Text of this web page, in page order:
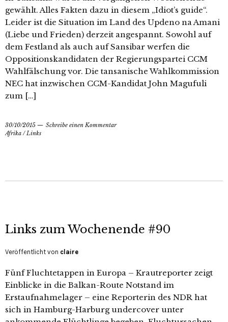
gewählt. Alles Fakten dazu in diesem „Idiot’s guide“.
Leider ist die Situation im Land des Updeno na Amani
(Liebe und Frieden) derzeit angespannt. Sowohl auf
dem Festland als auch auf Sansibar werfen die
Oppositionskandidaten der Regierungspartei CCM
Wahlfälschung vor. Die tansanische Wahlkommission
NEC hat inzwischen CCM-Kandidat John Magufuli
zum […]
30/10/2015
Schreibe einen Kommentar
Afrika /Links
Links zum Wochenende #90
Veröffentlicht von claire
Fünf Fluchtetappen in Europa – Krautreporter zeigt
Einblicke in die Balkan-Route Notstand im
Erstaufnahmelager – eine Reporterin des NDR hat
sich in Hamburg-Harburg undercover unter